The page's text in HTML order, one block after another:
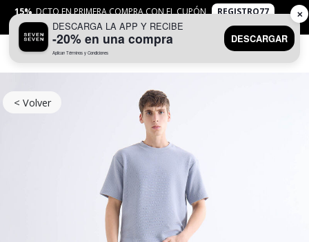
15% DCTO EN PRIMERA COMPRA CON EL CUPÓN
REGISTRO77
APLICANTYC
< Volver
DESCARGA LA APP Y RECIBE
-20% en una compra
Aplican Términos y Condiciones
DESCARGAR
✕